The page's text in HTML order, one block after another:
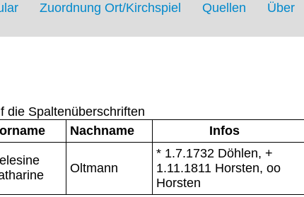
Zuordnung Ort/Kirchspiel Quellen Über
die Spaltenüberschriften
Nachname Infos
Oltmann
* 1.7.1732 Döhlen, +
1.11.1811 Horsten, oo
Horsten